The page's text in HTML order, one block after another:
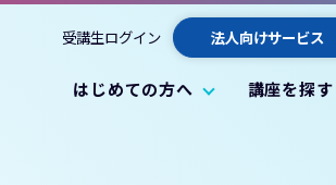
はじめての方へ 講座を探す
受講生ログイン 法人向けサービス